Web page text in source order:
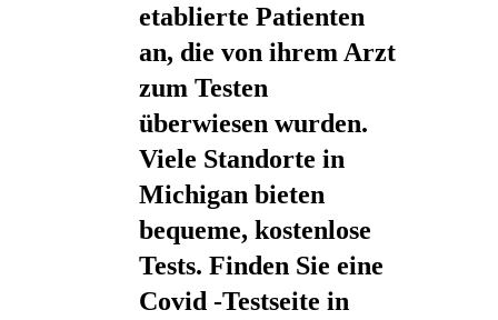
etablierte Patienten
an, die von ihrem Arzt
zum Testen
überwiesen wurden.
Viele Standorte in
Michigan bieten
bequeme, kostenlose
Tests. Finden Sie eine
Covid -Testseite in